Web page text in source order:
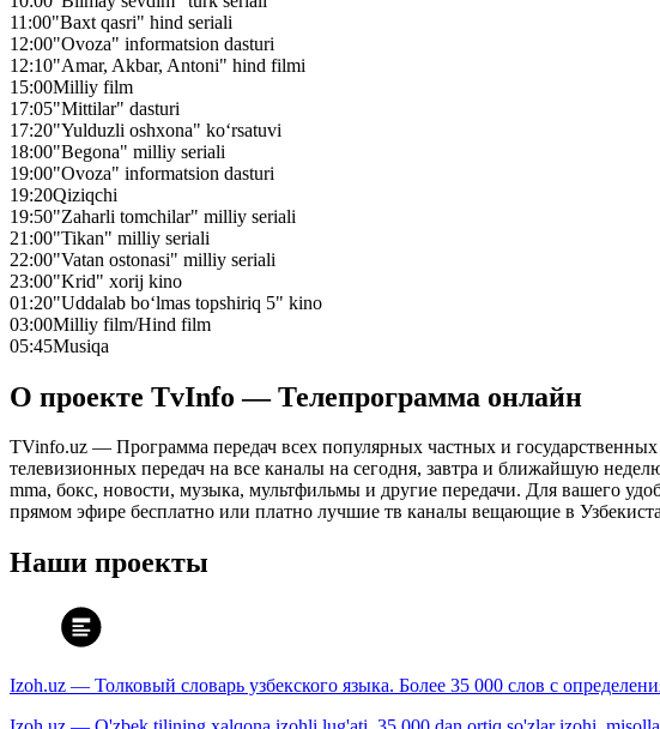
11:00"Baxt qasri" hind seriali
12:00"Ovoza" informatsion dasturi
12:10"Amar, Akbar, Antoni" hind filmi
15:00Milliy film
17:05"Mittilar" dasturi
17:20"Yulduzli oshxona" ko‘rsatuvi
18:00"Begona" milliy seriali
19:00"Ovoza" informatsion dasturi
19:20Qiziqchi
19:50"Zaharli tomchilar" milliy seriali
21:00"Tikan" milliy seriali
22:00"Vatan ostonasi" milliy seriali
23:00"Krid" xorij kino
01:20"Uddalab bo‘lmas topshiriq 5" kino
03:00Milliy film/Hind film
05:45Musiqa
О проекте TvInfo — Телепрограмма онлайн
TVinfo.uz — Программа передач всех популярных частных и
телевизионных передач на все каналы на сегодня, завтра и ближайшую
mma, бокс, новости, музыка, мультфильмы и другие передачи. Для вашего
прямом эфире бесплатно или платно лучшие тв каналы вещающие в
Наши проекты
Izoh.uz — Толковый словарь узбекского языка. Более 35 000 слов с